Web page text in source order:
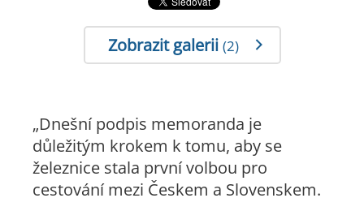
Zobrazit galerii (2)
„Dnešní podpis memoranda je
důležitým krokem k tomu, aby se
železnice stala první volbou pro
cestování mezi Českem a Slovenskem.